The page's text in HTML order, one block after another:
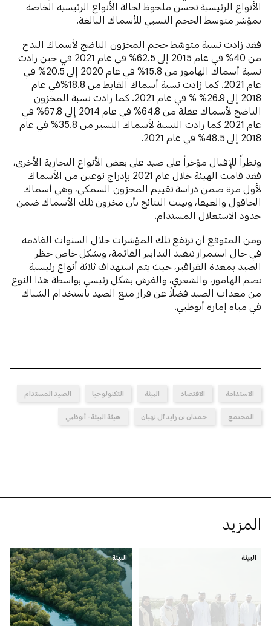
الأنواع الرئيسية تحسن ملحوظ لحالة الأنواع الرئيسية الخاصة
بمؤشر متوسط الحجم النسبي للأسماك البالغة.
فقد زادت نسبة متوسّط حجم المخزون الناضج لأسماك البدح
من 40% في عام 2015 إلى 62.5% في عام 2021 في حين زادت
نسبة أسماك الهامور من 15.8% في عام 2020 إلى 20.5% في
عام 2021. كما زادت نسبة أسماك القابط من 18.8%في عام
2018 إلى 26.9% % في عام 2021. كما زادت نسبة المخزون
الناضج لأسماك عقلة من 64.8% في عام 2014 إلى 67.8% في
عام 2021 كما زادت النسبة لأسماك النسير من 35.8% في عام
2018 إلى 48.5% في عام 2021.
ونظراً للإقبال مؤخراً على صيد على بعض الأنواع التجارية الأخرى،
فقد قامت الهيئة خلال عام 2021 بإدراج نوعين من الأسماك
لأول مرة ضمن دراسة تقييم المخزون السمكي، وهي أسماك
الحاقول والعيفا، وبينت النتائج بأن مخزون تلك الأسماك ضمن
حدود الاستغلال المستدام.
ومن المتوقع أن ترتفع تلك المؤشرات خلال السنوات القادمة
في حال استمرار تنفيذ التدابير القائمة، وبشكل خاص حظر
الصيد بمعدة القراقير، حيث يتم استهداف ثلاثة أنواع رئيسية
تضم الهامور، والشعري، والفرش بشكل رئيسي بواسطة هذا النوع
من معدات الصيد فضلاً عن قرار منع الصيد باستخدام الشباك
في مياه إمارة أبوظبي.
الاستدامة الاقتصاد البيئة التكنولوجيا الصيد المستدام
المجتمع حمدان بن زايد آل نهيان هيئة البيئة - أبوظبي
المزيد
البيئة البيئة